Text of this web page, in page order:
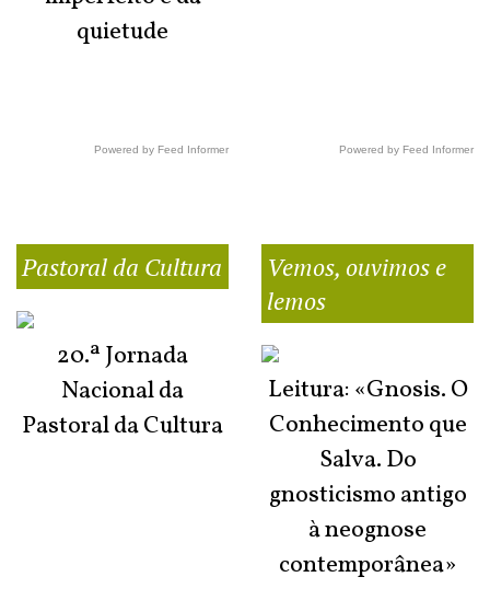
quietude
Powered by Feed Informer Powered by Feed Informer
Pastoral da Cultura
20.ª Jornada
Nacional da
Pastoral da Cultura
Vemos, ouvimos e
lemos
Leitura: «Gnosis. O
Conhecimento que
Salva. Do
gnosticismo antigo
à neognose
contemporânea»